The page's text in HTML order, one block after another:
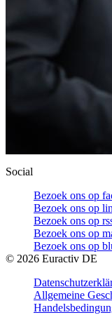
Social
Bezoek ons op
Bezoek ons op
Bezoek ons op
Bezoek ons op
Bezoek ons op
© 2026 Euractiv DE
Allgemeine